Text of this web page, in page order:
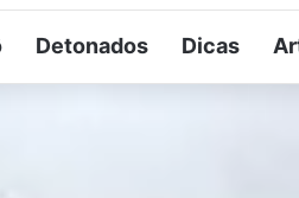
Detonados Dicas